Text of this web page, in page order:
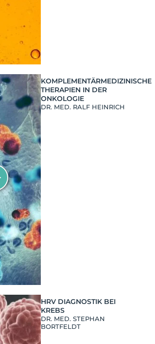
KOMPLEMENTÄRMEDIZINISCHE
THERAPIEN IN DER
ONKOLOGIE
DR. MED. RALF HEINRICH
HRV DIAGNOSTIK BEI
KREBS
DR. MED. STEPHAN
BORTFELDT